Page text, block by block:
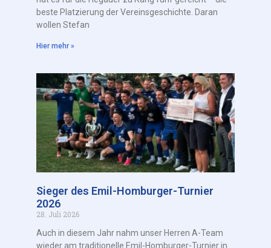
beste Platzierung der Vereinsgeschichte. Daran
wollen Stefan
Hier mehr »
Sieger des Emil-Homburger-Turnier
2026
28. Juli 2026
Auch in diesem Jahr nahm unser Herren A-Team
wieder am traditionelle Emil-Homburger-Turnier in